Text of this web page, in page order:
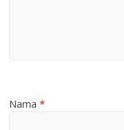
Nama*